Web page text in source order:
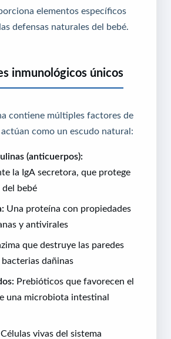
elementos específicos
defensas naturales del bebé.
inmunológicos únicos
contiene múltiples factores de
como un escudo natural:
(anticuerpos):
la IgA secretora, que protege
del bebé
Una proteína con propiedades
y antivirales
que destruye las paredes
dañinas
Prebióticos que favorecen el
una microbiota intestinal
Células vivas del sistema